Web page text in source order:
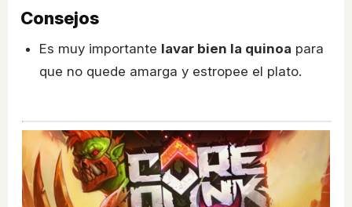
Consejos
Es muy importante lavar bien la quinoa para
que no quede amarga y estropee el plato.